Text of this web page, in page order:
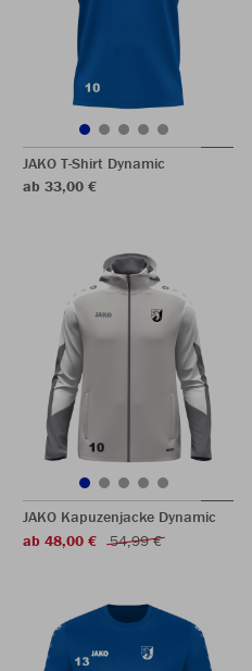
JAKO T-Shirt Dynamic
ab 33,00 €
JAKO Kapuzenjacke Dynamic
ab 48,00 €
54,99 €